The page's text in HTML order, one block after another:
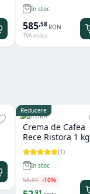
In stoc
585,58 RON
TVA inclus
Reducere
RISTORA
Crema de Cafea
Rece Ristora 1 kg
(1)
In stoc
58,81 -10%
,91